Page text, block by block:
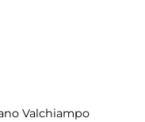
Valchiampo